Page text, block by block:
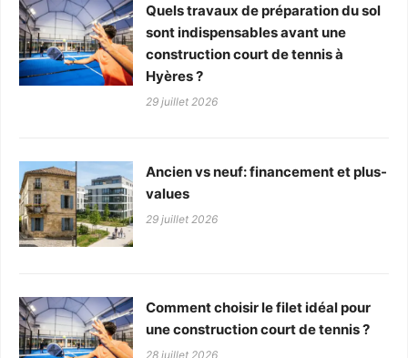
Quels travaux de préparation du sol
sont indispensables avant une
construction court de tennis à
Hyères ?
29 juillet 2026
Ancien vs neuf: financement et plus-
values
29 juillet 2026
Comment choisir le filet idéal pour
une construction court de tennis ?
28 juillet 2026